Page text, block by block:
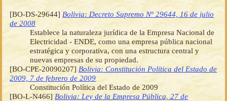
[BO-DS-29644] Bolivia: Decreto Supremo Nº 29644, 16 de julio
de 2008
Establece la naturaleza jurídica de la Empresa Nacional de
Electricidad - ENDE, como una empresa pública nacional
estratégica y corporativa, con una estructura central y
nuevas empresas de su propiedad.
[BO-CPE-20090207] Bolivia: Constitución Política del Estado de
2009, 7 de febrero de 2009
Constitución Política del Estado de 2009
[BO-L-N466] Bolivia: Ley de la Empresa Pública, 27 de